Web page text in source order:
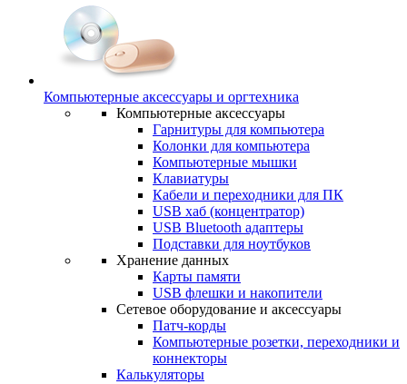
Компьютерные аксессуары и оргтехника
Компьютерные аксессуары
Гарнитуры для компьютера
Колонки для компьютера
Компьютерные мышки
Клавиатуры
Кабели и переходники для ПК
USB хаб (концентратор)
USB Bluetooth адаптеры
Подставки для ноутбуков
Хранение данных
Карты памяти
USB флешки и накопители
Сетевое оборудование и аксессуары
Патч-корды
Компьютерные розетки, переходники и
коннекторы
Калькуляторы